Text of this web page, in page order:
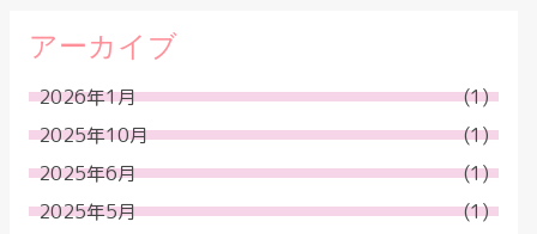
アーカイブ
2026年1月
(1)
2025年10月
(1)
2025年6月
(1)
2025年5月
(1)